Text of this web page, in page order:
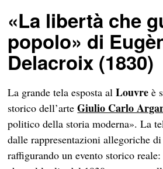
«La libertà che
popolo» di
Delacroix (1830)
La grande tela esposta alLouvreè
storico dell’arte Giulio Carlo
politico della storia moderna». La
dalle rappresentazioni allegoriche
raffigurando un evento storico